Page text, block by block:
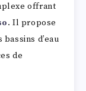
offrant
. Il propose
d’eau
de